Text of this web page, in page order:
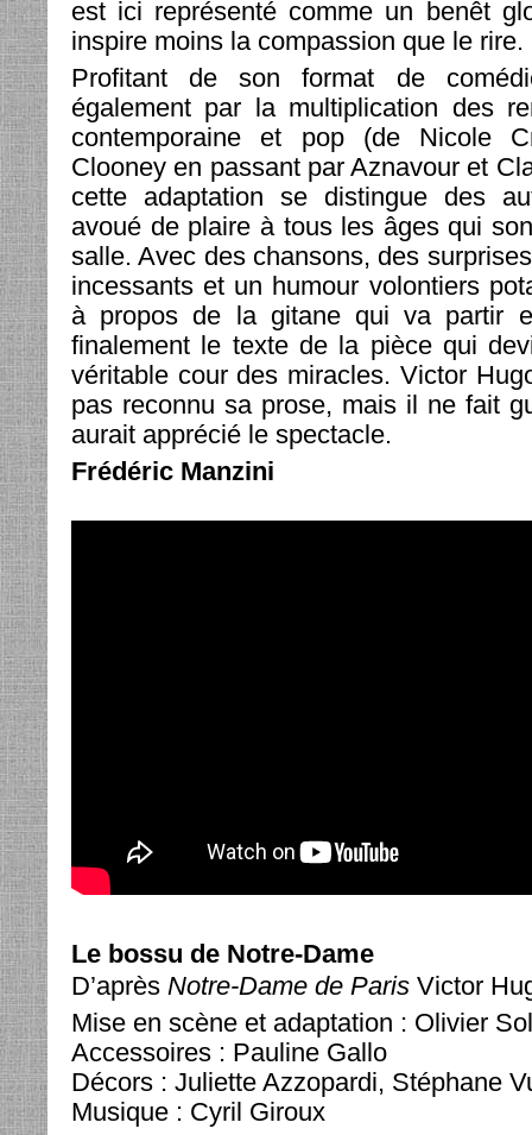
est ici représenté comme un benêt
inspire moins la compassion que le rire.
Profitant de son format de
également par la multiplication des
contemporaine et pop (de Nicole
Clooney en passant par Aznavour et
cette adaptation se distingue des
avoué de plaire à tous les âges qui
salle. Avec des chansons, des
incessants et un humour volontiers
à propos de la gitane qui va partir
finalement le texte de la pièce qui
véritable cour des miracles. Victor
pas reconnu sa prose, mais il ne fait
aurait apprécié le spectacle.
Frédéric Manzini
Le bossu de Notre-Dame
D’après Notre-Dame de Paris Victor
Mise en scène et adaptation : Olivier
Accessoires : Pauline Gallo
Décors : Juliette Azzopardi, Stéphane
Musique : Cyril Giroux